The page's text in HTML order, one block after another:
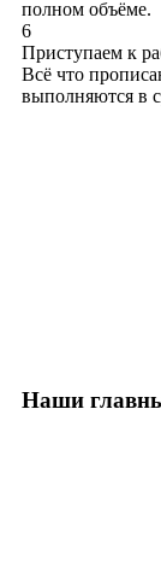
полном объёме.
6
Приступаем к
Всё что
выполняются в
Наши